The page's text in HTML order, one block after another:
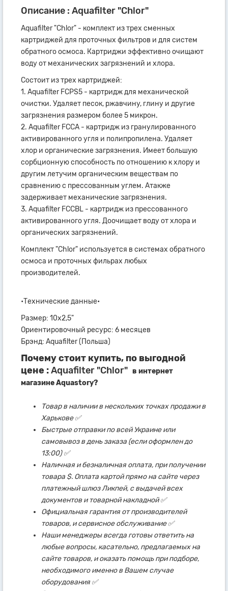
Описание : Aquafilter "Chlor"
Aquafilter "Chlor" - комплект из трех сменных
картриджей для проточных фильтров и для систем
обратного осмоса. Картриджи эффективно очищают
воду от механических загрязнений и хлора.
Состоит из трех картриджей:
1. Aquafilter FCPS5 - картридж для механической
очистки. Удаляет песок, ржавчину, глину и другие
загрязнения размером более 5 микрон.
2. Aquafilter FCCA - картридж из гранулированного
активированного угля и полипропилена. Удаляет
хлор и органические загрязнения. Имеет большую
сорбционную способность по отношению к хлору и
другим летучим органическим веществам по
сравнению с прессованным углем. Атакже
задерживает механические загрязнения.
3. Aquafilter FCCBL - картридж из прессованного
активированного угля. Доочищает воду от хлора и
органических загрязнений.
Комплект "Chlor" используется в системах обратного
осмоса и проточных фильрах любых
производителей.
•Технические данные•
Размер: 10х2,5"
Ориентировочный ресурс: 6 месяцев
Брэнд: Aquafilter (Польша)
Почему стоит купить, по выгодной
цене :Aquafilter "Chlor" в интернет
магазине Aquastory?
Товар в наличии в нескольких точках продажи в
Харькове ✅
Быстрые отправки по всей Украине или
самовывоз в день заказа (если оформлен до
13:00) ✅
Наличная и безналичная оплата, при получении
товара $. Оплата картой прямо на сайте через
платежный шлюз Ликпей, с выдачей всех
документов и товарной накладной ✅
Официальная гарантия от производителей
товаров, и сервисное обслуживание ✅
Наши менеджеры всегда готовы ответить на
любые вопросы, касательно, предлагаемых на
сайте товаров, и оказать помощь при подборе,
необходимого именно в Вашем случае
оборудования ✅